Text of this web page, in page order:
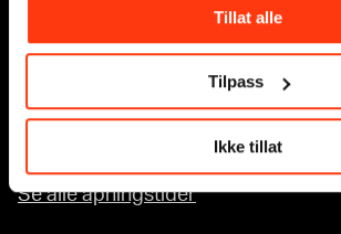
Tillat alle
Tilpass
Ikke tillat
Edvard Munchs plass 1, 0194 Oslo
Ordinære åpningstider
Ons - lør: 10 - 21
Se alle åpningstider